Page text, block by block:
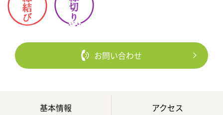
お問い合わせ
基本情報 アクセス